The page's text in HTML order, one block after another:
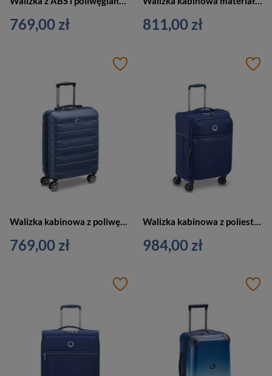
769,00 zł 811,00 zł
769,00 zł 984,00 zł